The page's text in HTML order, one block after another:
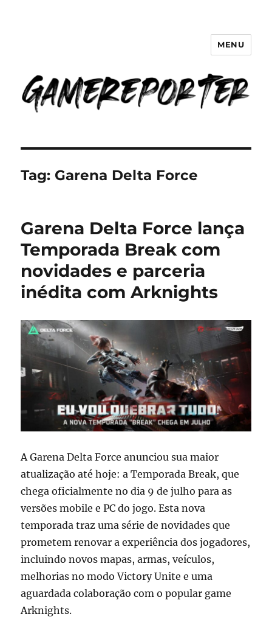
GameReporter | Cultura Gamer
MENU
Tag: Garena Delta Force
Garena Delta Force lança
Temporada Break com
novidades e parceria
inédita com Arknights
A Garena Delta Force anunciou sua maior
atualização até hoje: a Temporada Break, que
chega oficialmente no dia 9 de julho para as
versões mobile e PC do jogo. Esta nova
temporada traz uma série de novidades que
prometem renovar a experiência dos jogadores,
incluindo novos mapas, armas, veículos,
melhorias no modo Victory Unite e uma
aguardada colaboração com o popular game
Arknights.